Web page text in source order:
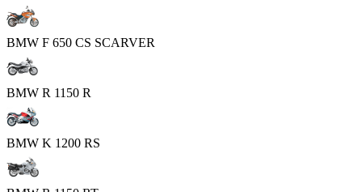
BMW F 650 CS SCARVER
BMW R 1150 R
BMW K 1200 RS